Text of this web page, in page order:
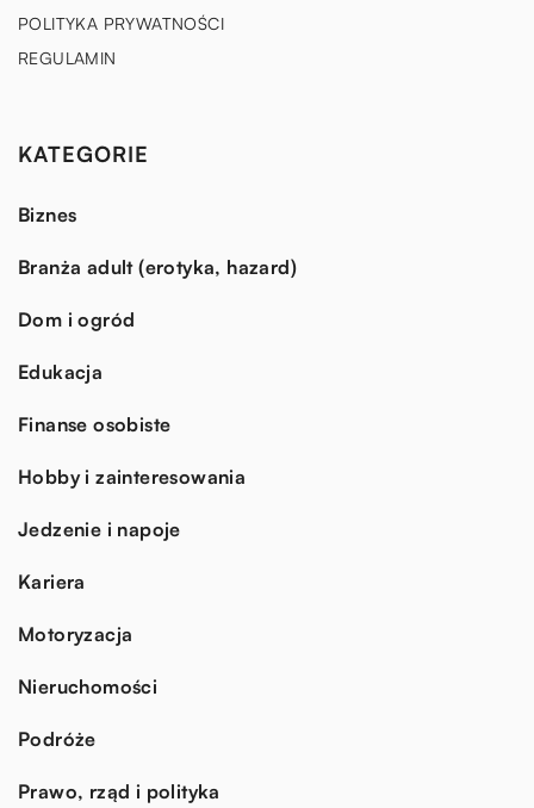
POLITYKA PRYWATNOŚCI
REGULAMIN
KATEGORIE
Biznes
Branża adult (erotyka, hazard)
Dom i ogród
Edukacja
Finanse osobiste
Hobby i zainteresowania
Jedzenie i napoje
Kariera
Motoryzacja
Nieruchomości
Podróże
Prawo, rząd i polityka